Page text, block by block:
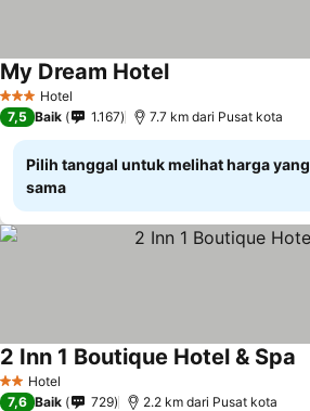
3 BintangHotel
My Dream HotelLihat harga
7,5 Baik 1.167 7.7 km dari Pusat kota
Pilih tanggal untuk melihat harga yang
sama
2 Bintang
Hotel
2 Inn 1 Boutique Hotel & Spa
7,6 Baik 729 2.2 km dari Pusat kota